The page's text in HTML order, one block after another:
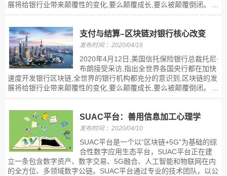
展将给银行业带来颠覆性的变化,要么颠覆成长,要么被颠覆倒闭。 ...
支付与结算–区块链对银行核心改变
发布时间:：2020/04/16
2020年4月12日,美国信托保险银行总裁托尼·
布朗接受采访,指出全世界各国央行都在加快
速度开发银行区块链,全世界的银行机构都充分的意识到,区块链的发
展将给银行业带来颠覆性的变化,要么颠覆成长,要么被颠覆倒闭。 ...
SUAC平台：善用信息加工心理学
发布时间:：2020/04/10
SUAC平台是一个以“区块链+5G”为基础的综
合性数字应用生态平台，SUAC平台正在建
立一条包含数字资产、数字交易、5G融合、人工智能和物联网在内
的全方位、多领域数字公链。SUAC平台通过专业的技术团队，以公